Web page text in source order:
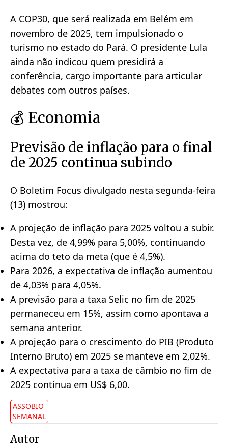
A COP30, que será realizada em Belém em
novembro de 2025, tem impulsionado o
turismo no estado do Pará. O presidente Lula
ainda não indicou quem presidirá a
conferência, cargo importante para articular
debates com outros países.
💰 Economia
Previsão de inflação para o final
de 2025 continua subindo
O Boletim Focus divulgado nesta segunda-feira
(13) mostrou:
A projeção de inflação para 2025 voltou a subir.
Desta vez, de 4,99% para 5,00%, continuando
acima do teto da meta (que é 4,5%).
Para 2026, a expectativa de inflação aumentou
de 4,03% para 4,05%.
A previsão para a taxa Selic no fim de 2025
permaneceu em 15%, assim como apontava a
semana anterior.
A projeção para o crescimento do PIB (Produto
Interno Bruto) em 2025 se manteve em 2,02%.
A expectativa para a taxa de câmbio no fim de
2025 continua em US$ 6,00.
ASSOBIO
SEMANAL
Autor